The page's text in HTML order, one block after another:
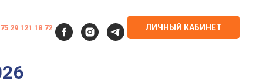
29 121 18 72 ЛИЧНЫЙ КАБИНЕТ